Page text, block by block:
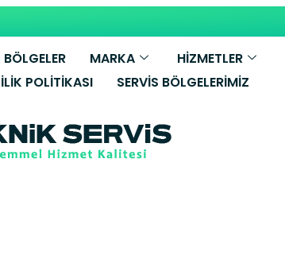
BÖLGELER MARKA HİZMETLER
POLITIKASI SERVIS BÖLGELERIMIZ